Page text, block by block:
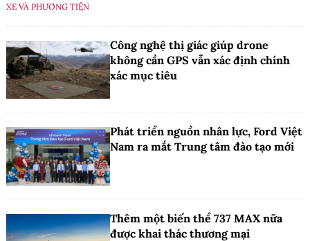
XE VÀ PHƯƠNG TIỆN
Công nghệ thị giác giúp drone
không cần GPS vẫn xác định chính
xác mục tiêu
Phát triển nguồn nhân lực, Ford Việt
Nam ra mắt Trung tâm đào tạo mới
Thêm một biến thể 737 MAX nữa
được khai thác thương mại